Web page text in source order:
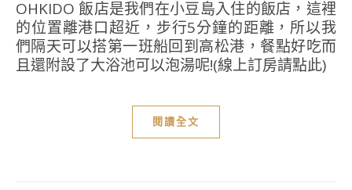
OHKIDO 飯店是我們在小豆島入住的飯店，這裡
的位置離港口超近，步行5分鐘的距離，所以我
們隔天可以搭第一班船回到高松港，餐點好吃而
且還附設了大浴池可以泡湯呢!(線上訂房請點此)
閱讀全文